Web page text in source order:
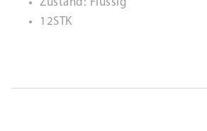
Zustand: Flüssig
12STK